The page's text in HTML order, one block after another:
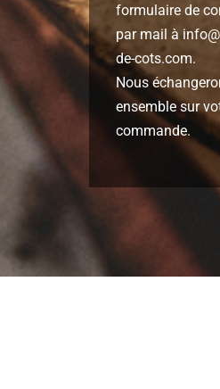
formulaire de
par mail à
de-cots.com.
Nous
ensemble sur
commande.